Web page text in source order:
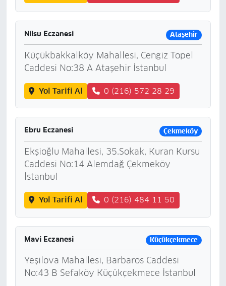
Nilsu Eczanesi Ataşehir
Küçükbakkalköy Mahallesi, Cengiz Topel
Caddesi No:38 A Ataşehir İstanbul
Yol Tarifi Al 0 (216) 572 28 29
Ebru Eczanesi Çekmeköy
Ekşioğlu Mahallesi, 35.Sokak, Kuran Kursu
Caddesi No:14 Alemdağ Çekmeköy
İstanbul
Yol Tarifi Al 0 (216) 484 11 50
Mavi Eczanesi Küçükçekmece
Yeşilova Mahallesi, Barbaros Caddesi
No:43 B Sefaköy Küçükçekmece İstanbul